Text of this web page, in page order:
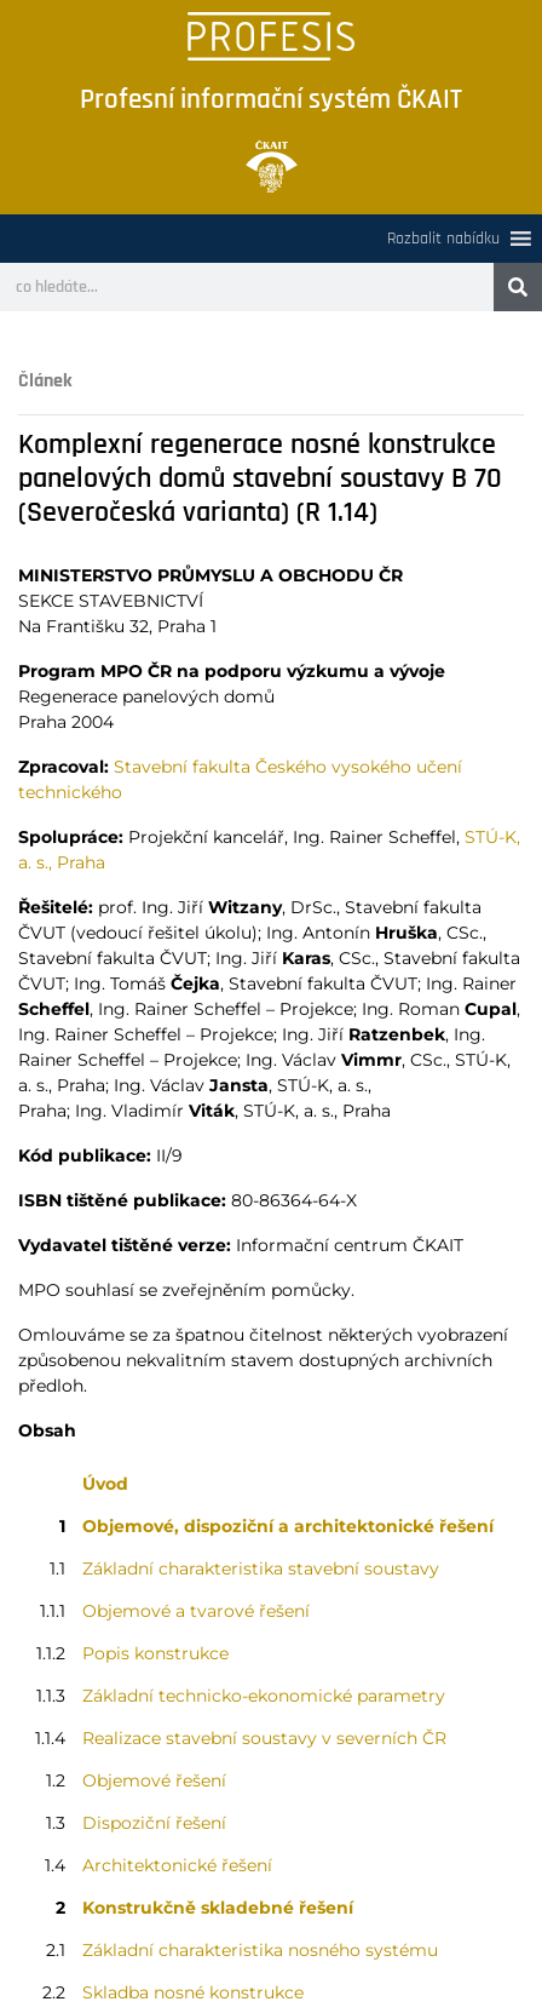
Profesní informační systém ČKAIT
Rozbalit nabídku
Článek
Komplexní regenerace nosné konstrukce
panelových domů stavební soustavy B 70
(Severočeská varianta) (R 1.14)
MINISTERSTVO PRŮMYSLU A OBCHODU ČR
SEKCE STAVEBNICTVÍ
Na Františku 32, Praha 1
Program MPO ČR na podporu výzkumu a vývoje
Regenerace panelových domů
Praha 2004
Zpracoval: Stavební fakulta Českého vysokého učení
technického
Spolupráce: Projekční kancelář, Ing. Rainer Scheffel, STÚ-K,
a. s., Praha
Řešitelé: prof. Ing. Jiří Witzany, DrSc., Stavební fakulta
ČVUT (vedoucí řešitel úkolu); Ing. Antonín Hruška, CSc.,
Stavební fakulta ČVUT; Ing. Jiří Karas, CSc., Stavební fakulta
ČVUT; Ing. Tomáš Čejka, Stavební fakulta ČVUT; Ing. Rainer
Scheffel, Ing. Rainer Scheffel – Projekce; Ing. Roman Cupal,
Ing. Rainer Scheffel – Projekce; Ing. Jiří Ratzenbek, Ing.
Rainer Scheffel – Projekce; Ing. Václav Vimmr, CSc., STÚ-K,
a. s., Praha; Ing. Václav Jansta, STÚ-K, a. s.,
Praha; Ing. Vladimír Viták, STÚ-K, a. s., Praha
Kód publikace: II/9
ISBN tištěné publikace: 80-86364-64-X
Vydavatel tištěné verze: Informační centrum ČKAIT
MPO souhlasí se zveřejněním pomůcky.
Omlouváme se za špatnou čitelnost některých vyobrazení
způsobenou nekvalitním stavem dostupných archivních
předloh.
Obsah
Úvod
1
Objemové, dispoziční a architektonické řešení
1.1
Základní charakteristika stavební soustavy
1.1.1
Objemové a tvarové řešení
1.1.2
Popis konstrukce
1.1.3
Základní technicko-ekonomické parametry
1.1.4
Realizace stavební soustavy v severních ČR
1.2
Objemové řešení
1.3
Dispoziční řešení
1.4
Architektonické řešení
2
Konstrukčně skladebné řešení
2.1
Základní charakteristika nosného systému
2.2
Skladba nosné konstrukce